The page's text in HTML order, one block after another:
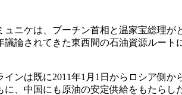
ニケは、プーチン首相と温家宝総理が
論されてきた東西間の石油資源ルート
ンは既に2011年1月1日からロシア側か
、中国にも原油の安定供給をもたらし